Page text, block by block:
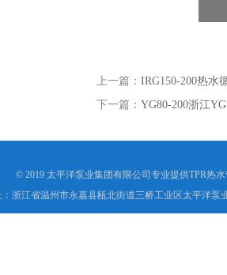
上一篇： IRG150-200热水
下一篇： YG80-200浙江
© 2019 太平洋泵业集团有限公司专业提供TPR热
：浙江省温州市永嘉县瓯北街道三桥工业区太平洋泵